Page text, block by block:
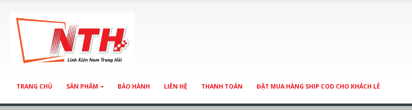
TRANG CHỦ SẢN PHẨM BẢO HÀNH LIÊN HỆ THANH TOÁN ĐẶT MUA HÀNG SHIP COD CHO KHÁCH LẺ